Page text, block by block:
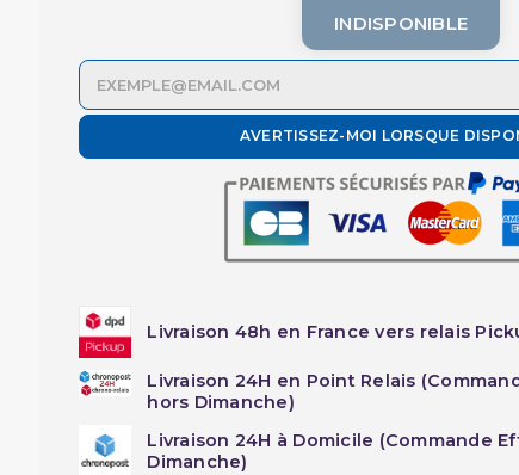
INDISPONIBLE
AVERTISSEZ-MOI LORSQUE
Livraison 48h en France vers relais
Livraison 24H en Point Relais
hors Dimanche)
Livraison 24H à Domicile (Commande
Dimanche)